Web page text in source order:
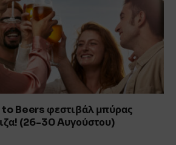
Beers φεστιβάλ μπύρας
(26-30 Aυγούστου)